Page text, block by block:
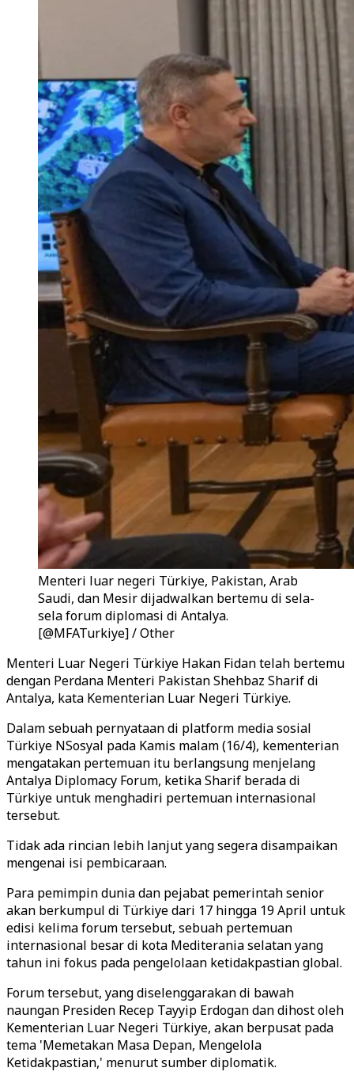
Menteri luar negeri Türkiye, Pakistan, Arab
Saudi, dan Mesir dijadwalkan bertemu di sela-
sela forum diplomasi di Antalya.
[@MFATurkiye] / Other
Menteri Luar Negeri Türkiye Hakan Fidan telah bertemu
dengan Perdana Menteri Pakistan Shehbaz Sharif di
Antalya, kata Kementerian Luar Negeri Türkiye.
Dalam sebuah pernyataan di platform media sosial
Türkiye NSosyal pada Kamis malam (16/4), kementerian
mengatakan pertemuan itu berlangsung menjelang
Antalya Diplomacy Forum, ketika Sharif berada di
Türkiye untuk menghadiri pertemuan internasional
tersebut.
Tidak ada rincian lebih lanjut yang segera disampaikan
mengenai isi pembicaraan.
Para pemimpin dunia dan pejabat pemerintah senior
akan berkumpul di Türkiye dari 17 hingga 19 April untuk
edisi kelima forum tersebut, sebuah pertemuan
internasional besar di kota Mediterania selatan yang
tahun ini fokus pada pengelolaan ketidakpastian global.
Forum tersebut, yang diselenggarakan di bawah
naungan Presiden Recep Tayyip Erdogan dan dihost oleh
Kementerian Luar Negeri Türkiye, akan berpusat pada
tema 'Memetakan Masa Depan, Mengelola
Ketidakpastian,' menurut sumber diplomatik.